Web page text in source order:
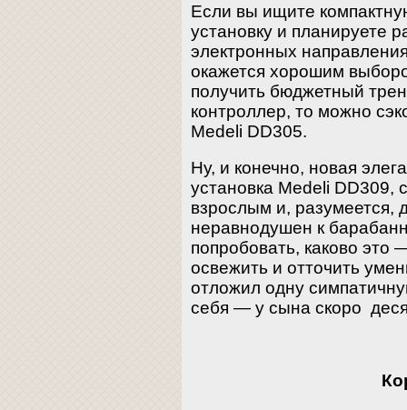
Если вы ищите
установку и планируете
электронных
окажется хорошим
получить бюджетный
контроллер, то можно
Medeli DD305.
Ну, и конечно, новая
установка Medeli DD309,
взрослым и, разумеется,
неравнодушен к
попробовать, каково это
освежить и отточить
отложил одну
себя — у сына скоро